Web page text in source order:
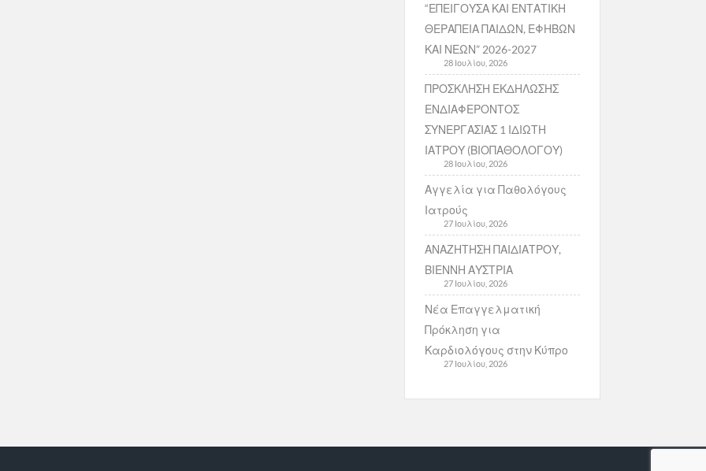
“ΕΠΕΙΓΟΥΣΑ ΚΑΙ ΕΝΤΑΤΙΚΗ
ΘΕΡΑΠΕΙΑ ΠΑΙΔΩΝ, ΕΦΗΒΩΝ
ΚΑΙ ΝΕΩΝ” 2026-2027
28 Ιουλίου, 2026
ΠΡΟΣΚΛΗΣΗ ΕΚΔΗΛΩΣΗΣ
ΕΝΔΙΑΦΕΡΟΝΤΟΣ
ΣΥΝΕΡΓΑΣΙΑΣ 1 ΙΔΙΩΤΗ
ΙΑΤΡΟΥ (ΒΙΟΠΑΘΟΛΟΓΟΥ)
28 Ιουλίου, 2026
Αγγελία για Παθολόγους
Ιατρούς
27 Ιουλίου, 2026
ΑΝΑΖΗΤΗΣΗ ΠΑΙΔΙΑΤΡΟΥ,
ΒΙΕΝΝΗ ΑΥΣΤΡΙΑ
27 Ιουλίου, 2026
Νέα Επαγγελματική
Πρόκληση για
Καρδιολόγους στην Κύπρο
27 Ιουλίου, 2026